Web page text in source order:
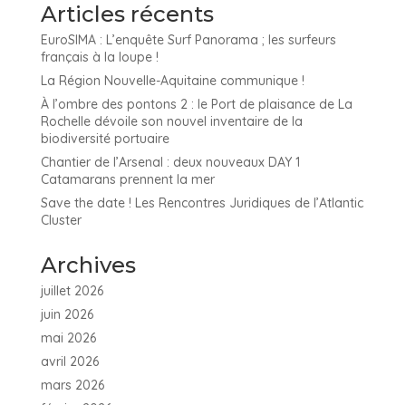
Articles récents
EuroSIMA : L’enquête Surf Panorama ; les surfeurs
français à la loupe !
La Région Nouvelle-Aquitaine communique !
À l’ombre des pontons 2 : le Port de plaisance de La
Rochelle dévoile son nouvel inventaire de la
biodiversité portuaire
Chantier de l’Arsenal : deux nouveaux DAY 1
Catamarans prennent la mer
Save the date ! Les Rencontres Juridiques de l’Atlantic
Cluster
Archives
juillet 2026
juin 2026
mai 2026
avril 2026
mars 2026